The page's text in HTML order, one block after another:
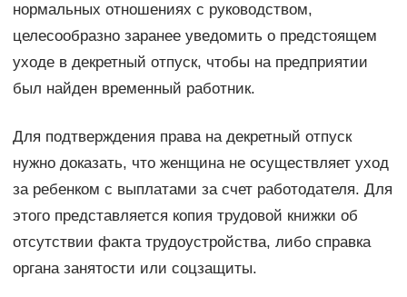
нормальных отношениях с руководством,
целесообразно заранее уведомить о предстоящем
уходе в декретный отпуск, чтобы на предприятии
был найден временный работник.
Для подтверждения права на декретный отпуск
нужно доказать, что женщина не осуществляет уход
за ребенком с выплатами за счет работодателя. Для
этого представляется копия трудовой книжки об
отсутствии факта трудоустройства, либо справка
органа занятости или соцзащиты.